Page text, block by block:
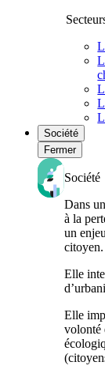
Société
Fermer
Société
Dans
à la
un
citoyen.
Elle
Elle
volonté